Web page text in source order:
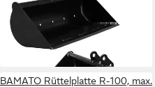
Garten-Multifunktionsgerät
MIB600GRBU7, Stk, 1
229,00 €
lieferbar - in 2-3 Werktagen bei dir
BAMATO Rüttelplatte R-100, max.